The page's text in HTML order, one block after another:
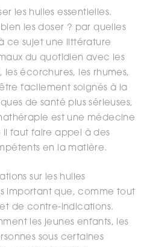
les huiles essentielles.
les doser ? par quelles
ce sujet une littérature
du quotidien avec les
les écorchures, les rhumes,
facilement soignés à la
de santé plus sérieuses,
est une médecine
faut faire appel à des
en la matière.
sur les huiles
important que, comme tout
de contre-indications.
les jeunes enfants, les
sous certaines